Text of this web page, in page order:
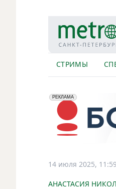
СТРИМЫ
erid: 2VfnxyFybV5
РЕКЛАМА
ПАО "Банк "Санкт-
14 июля 2025,
АНАСТАСИЯ